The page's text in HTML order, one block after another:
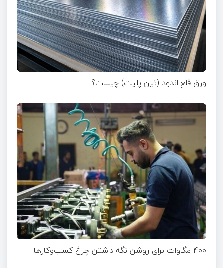
ورق قلع اندود (تین پلیت) چیست؟
۴۰۰ مگاوات برای روشن نگه داشتن چراغ کسب‌وکار‌ها